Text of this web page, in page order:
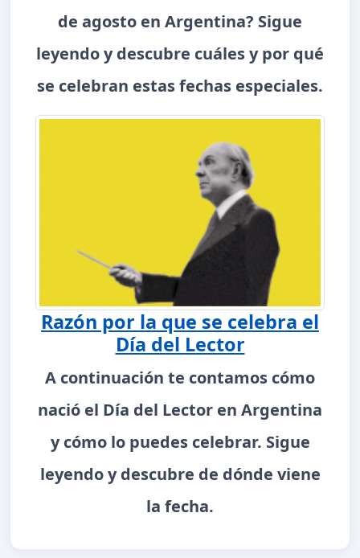
de agosto en Argentina? Sigue
leyendo y descubre cuáles y por qué
se celebran estas fechas especiales.
Razón por la que se celebra el
Día del Lector
A continuación te contamos cómo
nació el Día del Lector en Argentina
y cómo lo puedes celebrar. Sigue
leyendo y descubre de dónde viene
la fecha.